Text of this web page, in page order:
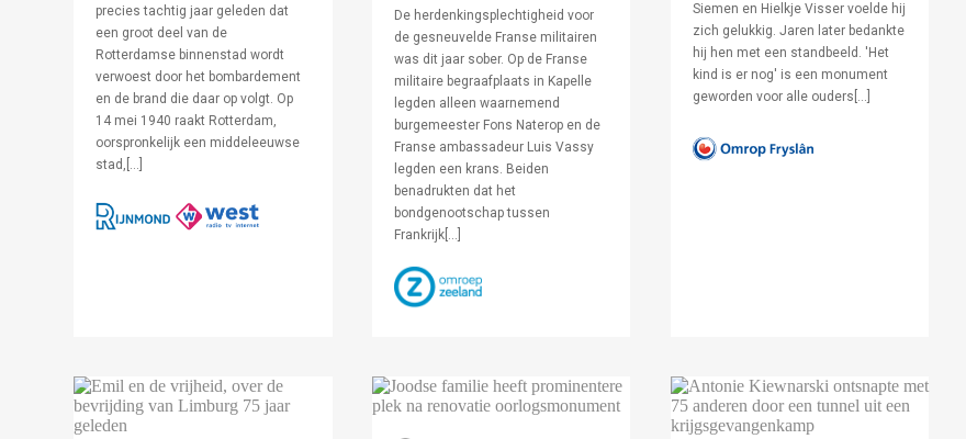
precies tachtig jaar geleden dat
een groot deel van de
Rotterdamse binnenstad wordt
verwoest door het bombardement
en de brand die daar op volgt. Op
14 mei 1940 raakt Rotterdam,
oorspronkelijk een middeleeuwse
stad,[…]
De herdenkingsplechtigheid voor
de gesneuvelde Franse militairen
was dit jaar sober. Op de Franse
militaire begraafplaats in Kapelle
legden alleen waarnemend
burgemeester Fons Naterop en de
Franse ambassadeur Luis Vassy
legden een krans. Beiden
benadrukten dat het
bondgenootschap tussen
Frankrijk[…]
Siemen en Hielkje Visser voelde hij
zich gelukkig. Jaren later bedankte
hij hen met een standbeeld. 'Het
kind is er nog' is een monument
geworden voor alle ouders[…]